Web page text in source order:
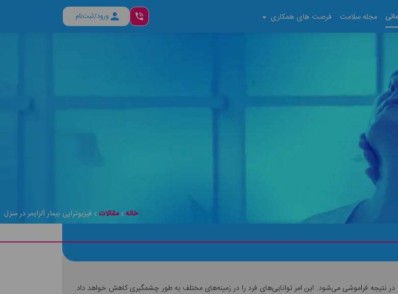
مجله سلامت فرصت های همکاری ورود/ثبت‌نام
خانه مقالات فیزیوتراپی بیمار آلزایمر در منزل
نتیجه فراموشی می‌شود. این امر توانایی‌های فرد را در زمینه‌های مختلف به طور چشمگیری کاهش خواهد داد.